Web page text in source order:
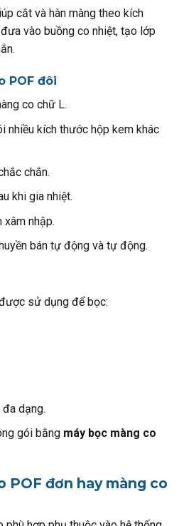
cắt và hàn màng theo kích
vào buồng co nhiệt, tạo lớp
POF đôi
co chữ L.
nhiều kích thước hộp kem khác
chắn.
khi gia nhiệt.
xâm nhập.
bán tự động và tự động.
sử dụng để bọc:
dạng.
gói bằng máy bọc màng co
POF đơn hay màng co